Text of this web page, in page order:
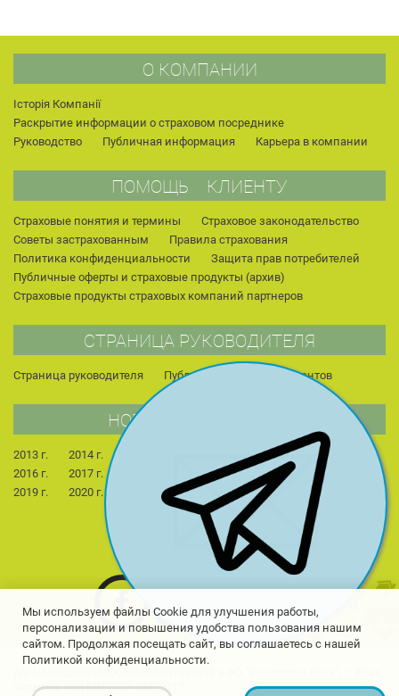
О КОМПАНИИ
Історія Компанії
Раскрытие информации о страховом посреднике
Руководство
Публичная информация Карьера в компании
ПОМОЩЬ КЛИЕНТУ
Страховые понятия и термины
Страховое законодательство
Советы застрахованным
Правила страхования
Политика конфиденциальности
Защита прав потребителей
Публичные оферты и страховые продукты (архив)
Страховые продукты страховых компаний партнеров
СТРАНИЦА РУКОВОДИТЕЛЯ
Страница руководителя Публикации Для студентов
НОВОСТИ КОМПАНИИ
2013 г. 2014 г.
2016 г.
2017 г.
2019 г.
2020 г.
2023 г.
2024 г.
2025 г.
2026 г.
Украина, код ЕДРПОУ 38272117
Мы используем файлы Cookie для улучшения работы,
персонализации и повышения удобства пользования нашим
сайтом. Продолжая посещать сайт, вы соглашаетесь с нашей
Политикой конфиденциальности.